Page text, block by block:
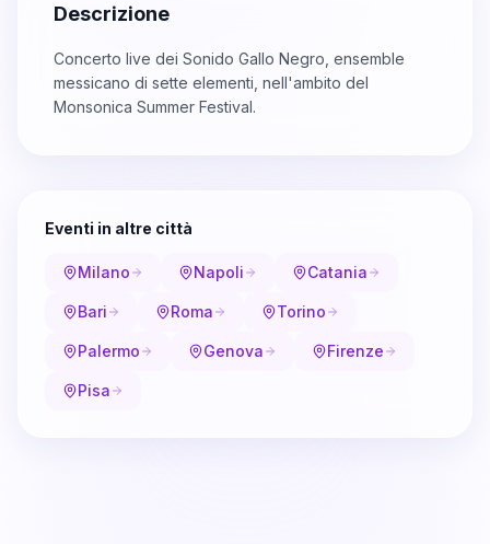
Descrizione
Concerto live dei Sonido Gallo Negro, ensemble
messicano di sette elementi, nell'ambito del
Monsonica Summer Festival.
Eventi in altre città
Milano Napoli Catania
Bari Roma Torino
Palermo Genova Firenze
Pisa